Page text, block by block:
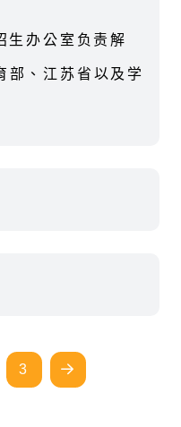
生办公室负责解
部、江苏省以及学
3